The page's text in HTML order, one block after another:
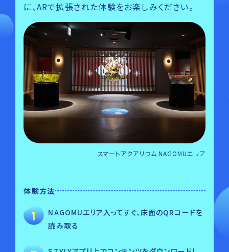
に、ARで拡張された体験をお楽しみください。
スマートアクアリウム NAGOMUエリア
体験方法
NAGOMUエリア入ってすぐ、床面のQRコードを
読み取る